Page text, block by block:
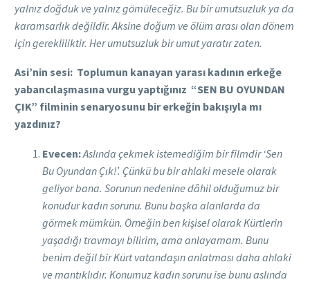
yalnız doğduk ve yalnız gömüleceğiz. Bu bir umutsuzluk ya da
karamsarlık değildir. Aksine doğum ve ölüm arası olan dönem
için gerekliliktir. Her umutsuzluk bir umut yaratır zaten.
Asi’nin sesi: Toplumun kanayan yarası kadının erkeğe
yabancılaşmasına vurgu yaptığınız “SEN BU OYUNDAN
ÇIK” filminin senaryosunu bir erkeğin bakışıyla mı
yazdınız?
Evecen:Aslında çekmek istemediğim bir filmdir ‘Sen
Bu Oyundan Çık!’. Çünkü bu bir ahlaki mesele olarak
geliyor bana. Sorunun nedenine dâhil olduğumuz bir
konudur kadın sorunu. Bunu başka alanlarda da
görmek mümkün. Örneğin ben kişisel olarak Kürtlerin
yaşadığı travmayı bilirim, ama anlayamam. Bunu
benim değil bir Kürt vatandaşın anlatması daha ahlaki
ve mantıklıdır. Konumuz kadın sorunu ise bunu aslında